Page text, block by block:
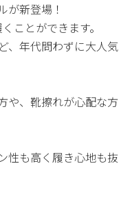
が新登場！
ことができます。
、年代問わずに大人気
や、靴擦れが心配な方
性も高く履き心地も抜